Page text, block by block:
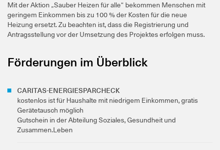
Mit der Aktion „Sauber Heizen für alle“ bekommen Menschen mit
geringem Einkommen bis zu 100 % der Kosten für die neue
Heizung ersetzt. Zu beachten ist, dass die Registrierung und
Antragsstellung vor der Umsetzung des Projektes erfolgen muss.
Förderungen im Überblick
CARITAS-ENERGIESPARCHECK
kostenlos ist für Haushalte mit niedrigem Einkommen, gratis
Gerätetausch möglich
Gutschein in der Abteilung Soziales, Gesundheit und
Zusammen.Leben